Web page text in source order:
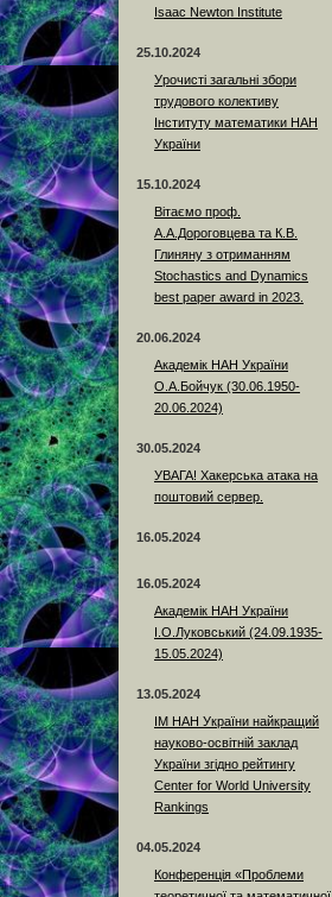
Isaac Newton Institute
25.10.2024
Урочисті загальні збори
трудового колективу
Інституту математики НАН
України
15.10.2024
Вітаємо проф.
А.А.Дороговцева та К.В.
Глиняну з отриманням
Stochastics and Dynamics
best paper award in 2023.
20.06.2024
Академік НАН України
О.А.Бойчук (30.06.1950-
20.06.2024)
30.05.2024
УВАГА! Хакерська атака на
поштовий сервер.
16.05.2024
16.05.2024
Академік НАН України
І.О.Луковський (24.09.1935-
15.05.2024)
13.05.2024
ІМ НАН України найкращий
науково-освітній заклад
України згідно рейтингу
Center for World University
Rankings
04.05.2024
Конференція «Проблеми